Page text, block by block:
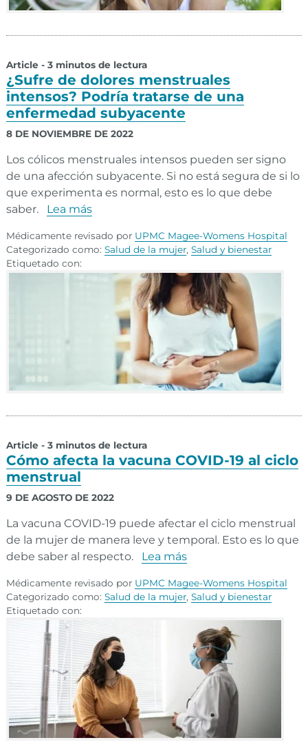
Article - 3 minutos de lectura
¿Sufre de dolores menstruales
intensos? Podría tratarse de una
enfermedad subyacente
8 DE NOVIEMBRE DE 2022
Los cólicos menstruales intensos pueden ser signo
de una afección subyacente. Si no está segura de si lo
que experimenta es normal, esto es lo que debe
saber.
Lea más
Médicamente revisado por UPMC Magee-Womens Hospital
Categorizado como: Salud de la mujer, Salud y bienestar
Etiquetado con:
Article - 3 minutos de lectura
Cómo afecta la vacuna COVID-19 al ciclo
menstrual
9 DE AGOSTO DE 2022
La vacuna COVID-19 puede afectar el ciclo menstrual
de la mujer de manera leve y temporal. Esto es lo que
debe saber al respecto.
Lea más
Médicamente revisado por UPMC Magee-Womens Hospital
Categorizado como: Salud de la mujer, Salud y bienestar
Etiquetado con: